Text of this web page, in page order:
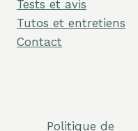
Tests et avis
Tutos et entretiens
Contact
Politique de